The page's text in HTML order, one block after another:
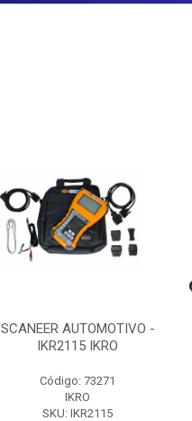
SCANEER AUTOMOTIVO -
IKR2115 IKRO
Código: 73271
IKRO
SKU: IKR2115